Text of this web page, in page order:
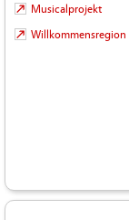
Musicalprojekt